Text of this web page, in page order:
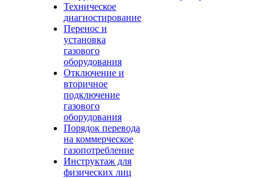
Техническое
диагностирование
Перенос и
установка
газового
оборудования
Отключение и
вторичное
подключение
газового
оборудования
Порядок перевода
на коммерческое
газопотребление
Инструктаж для
физических лиц